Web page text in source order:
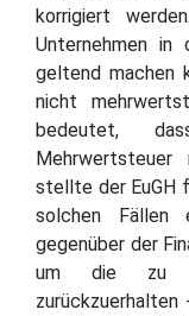
korrigiert
Unternehmen in
geltend machen
nicht
bedeutet,
Mehrwertsteuer
stellte der EuGH
solchen Fällen
gegenüber der
um die zu
zurückzuerhalten